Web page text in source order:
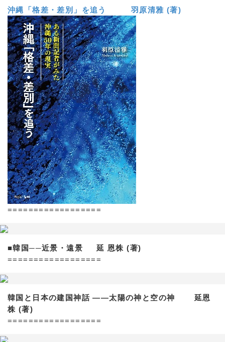
沖縄「格差・差別」を追う 羽原清雅 (著)
==================
■韓国──近景・遠景 延 恩株 (著)
==================
韓国と日本の建国神話 ——太陽の神と空の神 延恩
株 (著)
==================